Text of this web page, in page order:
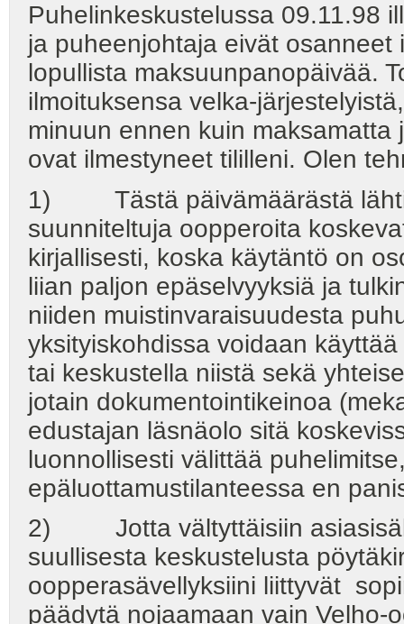
Puhelinkeskustelussa 09.11.98
ja puheenjohtaja eivät
lopullista maksuunpanopäivää.
ilmoituksensa velka-
minuun ennen kuin
ovat ilmestyneet tililleni. Olen
1) Tästä päivämäärästä
suunniteltuja oopperoita
kirjallisesti, koska käytäntö on
liian paljon epäselvyyksiä ja
niiden muistinvaraisuudesta
yksityiskohdissa voidaan
tai keskustella niistä sekä
jotain dokumentointikeinoa
edustajan läsnäolo sitä
luonnollisesti välittää
epäluottamustilanteessa en
2) Jotta vältyttäisiin
suullisesta keskustelusta
oopperasävellyksiini liittyvät
päädytä nojaamaan vain Velho-